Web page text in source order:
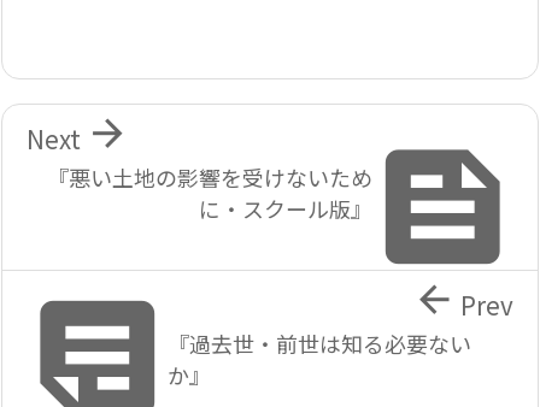

『悪い土地の影響を受けないため
に・スクール版』

Next
 『過去世・前世は知る必要ない
か』
 Prev